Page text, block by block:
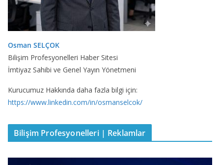
Osman SELÇOK
Bilişim Profesyonelleri Haber Sitesi
İmtiyaz Sahibi ve Genel Yayın Yönetmeni
Kurucumuz Hakkında daha fazla bilgi için:
https://www.linkedin.com/in/osmanselcok/
Bilişim Profesyonelleri | Reklamlar